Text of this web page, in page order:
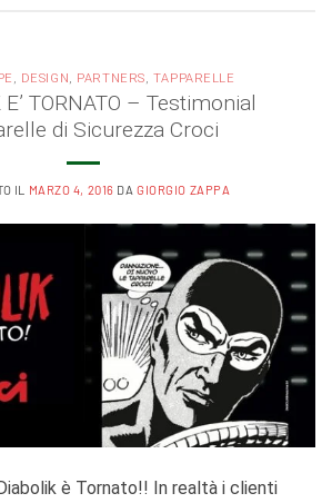
, DESIGN, PARTNERS, TAPPARELLE
E’ TORNATO – Testimonial
di Sicurezza Croci
IL MARZO 4, 2016 DAGIORGIO ZAPPA
è Tornato!! In realtà i clienti